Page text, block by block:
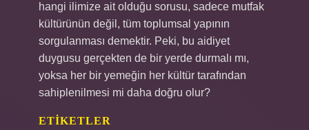
hangi ilimize ait olduğu sorusu, sadece mutfak
kültürünün değil, tüm toplumsal yapının
sorgulanması demektir. Peki, bu aidiyet
duygusu gerçekten de bir yerde durmalı mı,
yoksa her bir yemeğin her kültür tarafından
sahiplenilmesi mi daha doğru olur?
ETIKETLER